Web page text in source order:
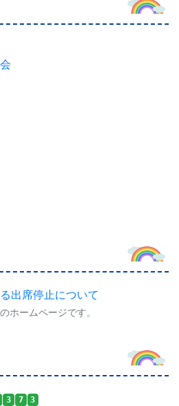
出席停止について
ホームページです。
3 7 3